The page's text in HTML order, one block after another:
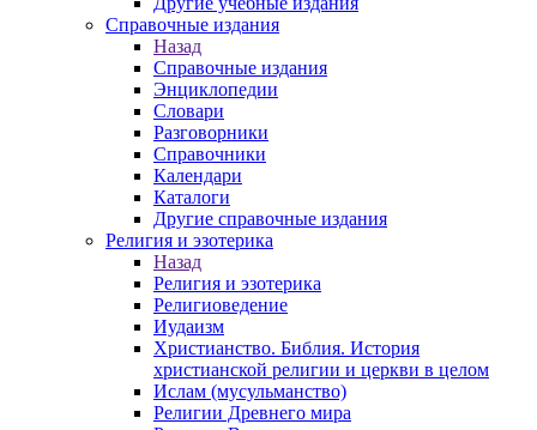
Справочные издания
Назад
Справочные издания
Энциклопедии
Словари
Разговорники
Справочники
Календари
Каталоги
Другие справочные издания
Религия и эзотерика
Назад
Религия и эзотерика
Религиоведение
Иудаизм
Христианство. Библия. История
христианской религии и церкви в целом
Ислам (мусульманство)
Религии Древнего мира